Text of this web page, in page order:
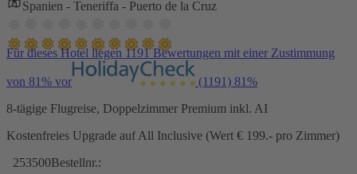
Spanien - Teneriffa - Puerto de la Cruz
Für dieses Hotel liegen 1191 Bewertungen mit einer Zustimmung
von 81% vor (1191) 81%
8-tägige Flugreise, Doppelzimmer Premium inkl. AI
Kostenfreies Upgrade auf All Inclusive (Wert € 199.- pro Zimmer)
253500Bestellnr.: